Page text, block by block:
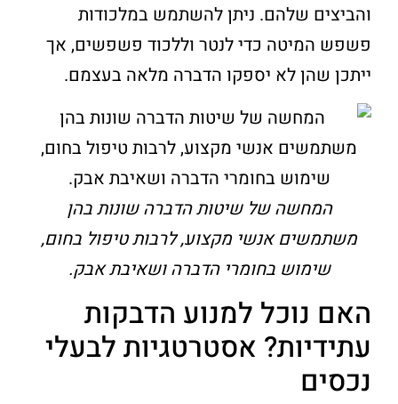
והביצים שלהם. ניתן להשתמש במלכודות
פשפש המיטה כדי לנטר וללכוד פשפשים, אך
ייתכן שהן לא יספקו הדברה מלאה בעצמם.
המחשה של שיטות הדברה שונות בהן
משתמשים אנשי מקצוע, לרבות טיפול בחום,
שימוש בחומרי הדברה ושאיבת אבק.
האם נוכל למנוע הדבקות
עתידיות? אסטרטגיות לבעלי
נכסים